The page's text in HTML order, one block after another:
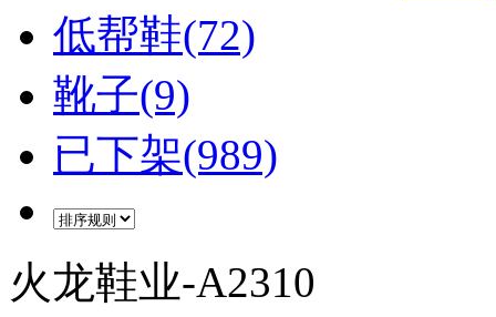
低帮鞋(72)
靴子(9)
已下架(989)
火龙鞋业-A2310